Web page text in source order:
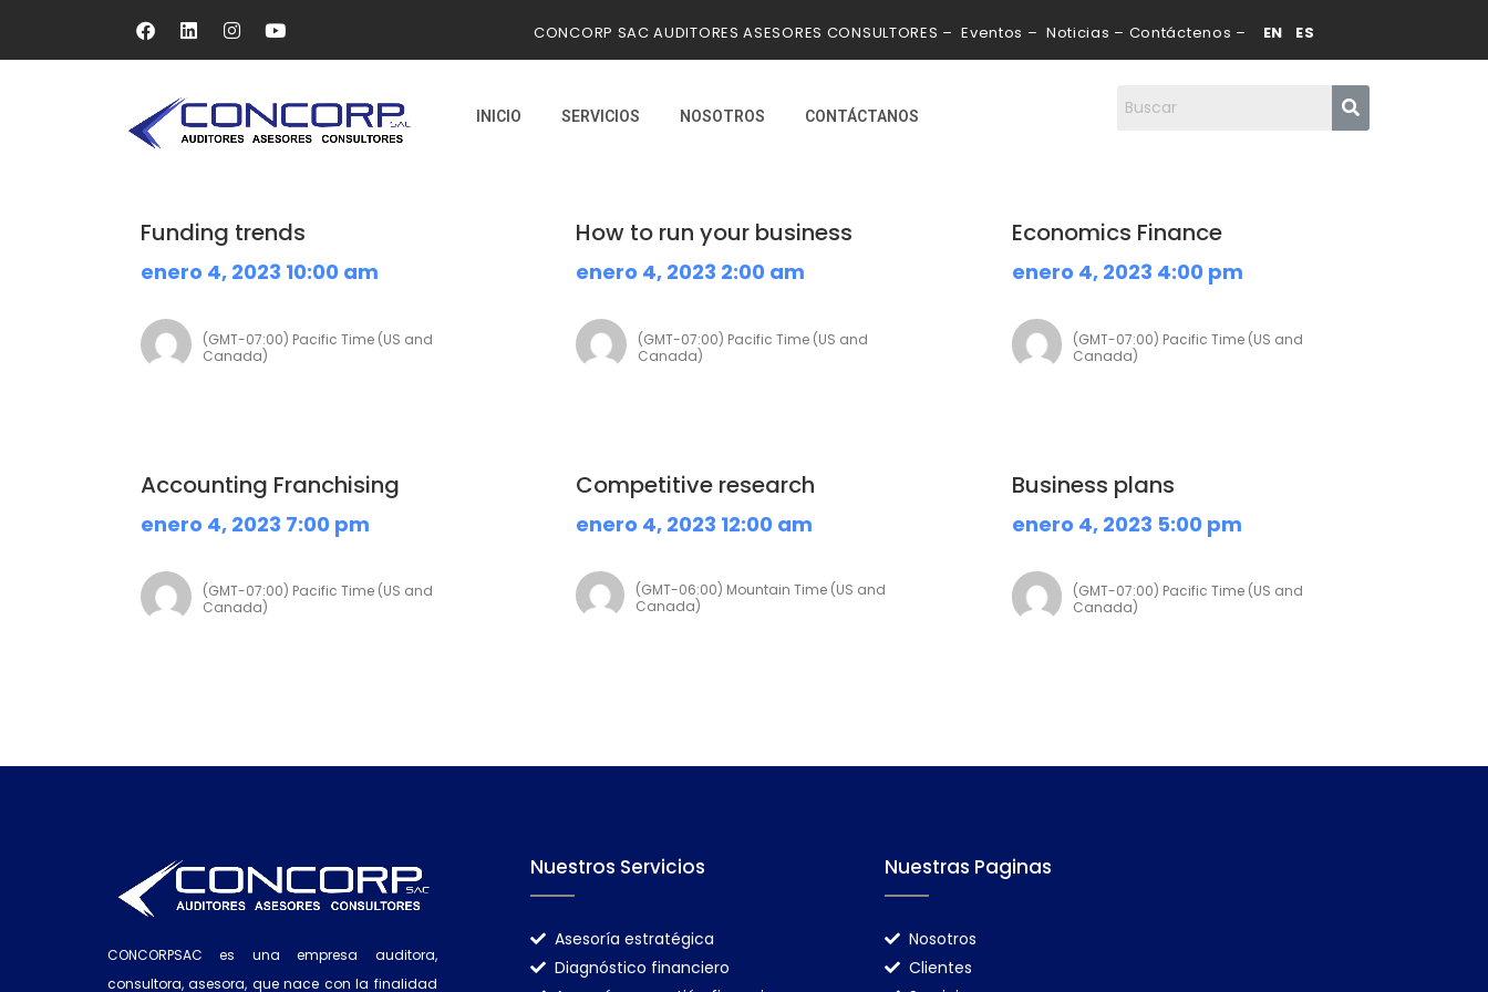
CONCORP SAC AUDITORES ASESORES CONSULTORES – Eventos – Noticias – Contáctenos – EN ES
INICIO SERVICIOS NOSOTROS CONTÁCTANOS
Funding trends
enero 4, 2023 10:00 am
(GMT-07:00) Pacific Time (US and
Canada)
How to run your business
enero 4, 2023 2:00 am
(GMT-07:00) Pacific Time (US and
Canada)
Economics Finance
enero 4, 2023 4:00 pm
(GMT-07:00) Pacific Time (US and
Canada)
Accounting Franchising
enero 4, 2023 7:00 pm
(GMT-07:00) Pacific Time (US and
Canada)
Competitive research
enero 4, 2023 12:00 am
(GMT-06:00) Mountain Time (US and
Canada)
Business plans
enero 4, 2023 5:00 pm
(GMT-07:00) Pacific Time (US and
Canada)
CONCORPSAC es una empresa auditora,
consultora, asesora, que nace con la finalidad
Nuestros Servicios
Asesoría estratégica
Diagnóstico financiero
Nuestras Paginas
Nosotros
Clientes